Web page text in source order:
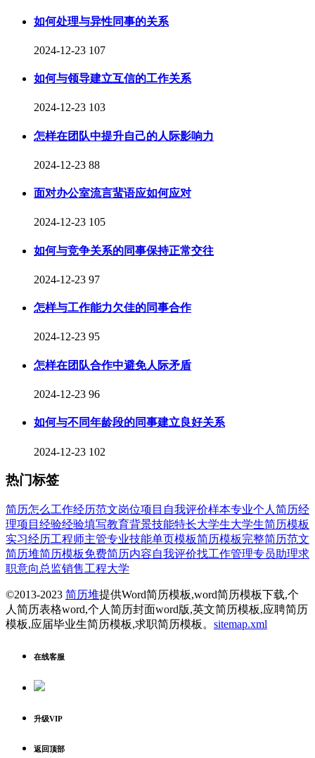
如何处理与异性同事的关系
2024-12-23 107
如何与领导建立互信的工作关系
2024-12-23 103
怎样在团队中提升自己的人际影响力
2024-12-23 88
面对办公室流言蜚语应如何应对
2024-12-23 105
如何与竞争关系的同事保持正常交往
2024-12-23 97
怎样与工作能力欠佳的同事合作
2024-12-23 95
怎样在团队合作中避免人际矛盾
2024-12-23 96
如何与不同年龄段的同事建立良好关系
2024-12-23 102
热门标签
简历怎么工作经历范文岗位项目 自我评价样本专业个人简历经
理项目经验经验填写教育背景技能特长大学生大学生简历模板
实习经历工程师主管专业技能单页模板简历模板完整简历范文
简历堆简历模板免费简历内容自我评价找工作管理专员助理求
职意向总监销售工程大学
©2013-2023 简历堆提供Word简历模板,word简历模板下载,个
人简历表格word,个人简历封面word版,英文简历模板,应聘简历
模板,应届毕业生简历模板,求职简历模板。 sitemap.xml
在线客服
升级VIP
返回顶部